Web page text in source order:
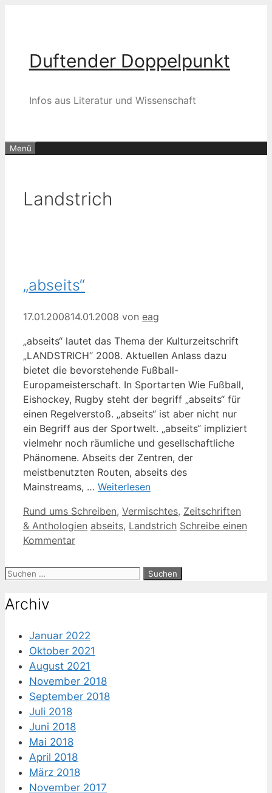
Duftender Doppelpunkt
Infos aus Literatur und Wissenschaft
Menü
Landstrich
„abseits“
17.01.200814.01.2008 von eag
„abseits“ lautet das Thema der Kulturzeitschrift
„LANDSTRICH“ 2008. Aktuellen Anlass dazu
bietet die bevorstehende Fußball-
Europameisterschaft. In Sportarten Wie Fußball,
Eishockey, Rugby steht der begriff „abseits“ für
einen Regelverstoß. „abseits“ ist aber nicht nur
ein Begriff aus der Sportwelt. „abseits“ impliziert
vielmehr noch räumliche und gesellschaftliche
Phänomene. Abseits der Zentren, der
meistbenutzten Routen, abseits des
Mainstreams, … Weiterlesen
Kategorien
Rund ums Schreiben, Vermischtes, Zeitschriften
& Anthologien Schlagwörter
abseits, Landstrich Schreibe einen
Kommentar
Suche
Archiv
Januar 2022
Oktober 2021
August 2021
November 2018
September 2018
Juli 2018
Juni 2018
Mai 2018
April 2018
März 2018
November 2017